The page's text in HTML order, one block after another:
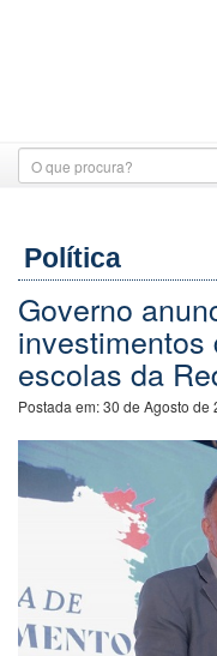
Política
Governo
investimentos
escolas da
Postada em:30 de Agosto de